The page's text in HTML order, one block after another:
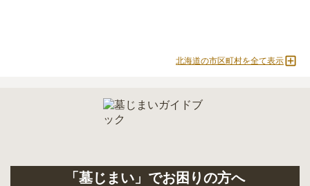
北海道の市区町村を全て表示
「墓じまい」でお困りの方へ